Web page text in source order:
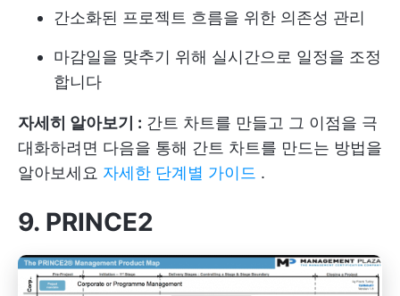
간소화된 프로젝트 흐름을 위한 의존성 관리
마감일을 맞추기 위해 실시간으로 일정을 조정
합니다
자세히 알아보기 : 간트 차트를 만들고 그 이점을 극
대화하려면 다음을 통해 간트 차트를 만드는 방법을
알아보세요 자세한 단계별 가이드 .
9. PRINCE2